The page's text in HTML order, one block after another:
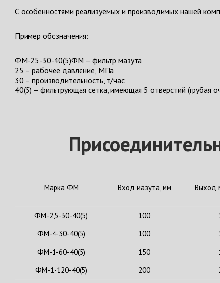
С особенностями реализуемых и производимых нашей
Пример обозначения:
ФМ-25-30-40(5)ФМ – фильтр мазута
25 – рабочее давление, МПа
30 – производительность, т/час
40(5) – фильтрующая сетка, имеющая 5 отверстий (грубая
Марка ФМ Вход мазута, мм Выход
ФМ-2,5-30-40(5) 100
ФМ-4-30-40(5)
100
ФМ-1-60-40(5)
150
ФМ-1-120-40(5)
200